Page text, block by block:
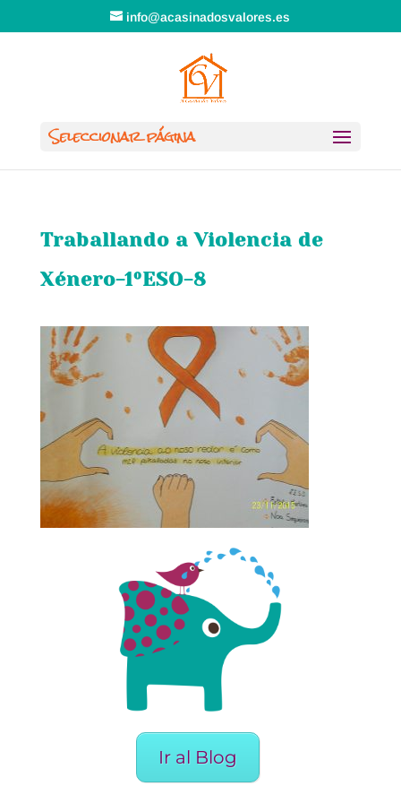
info@acasinadosvalores.es
Seleccionar página
Traballando a Violencia de
Xénero-1ºESO-8
Ir al Blog